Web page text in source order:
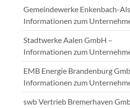
Gemeindewerke Enkenbach-
Informationen zum
Stadtwerke Aalen GmbH –
Informationen zum
EMB Energie Brandenburg
Informationen zum
swb Vertrieb Bremerhaven